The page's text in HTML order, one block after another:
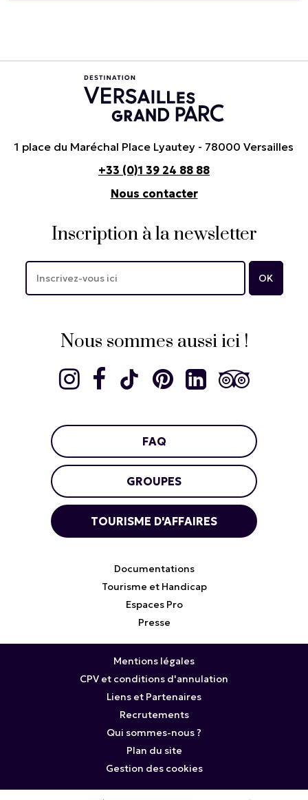
1 place du Maréchal Place Lyautey - 78000 Versailles
+33 (0)1 39 24 88 88
Nous contacter
Inscription à la newsletter
Nous sommes aussi ici !
FAQ
GROUPES
TOURISME D'AFFAIRES
Documentations
Tourisme et Handicap
Espaces Pro
Presse
Mentions légales
CPV et conditions d'annulation
Liens et Partenaires
Recrutements
Qui sommes-nous ?
Plan du site
Gestion des cookies